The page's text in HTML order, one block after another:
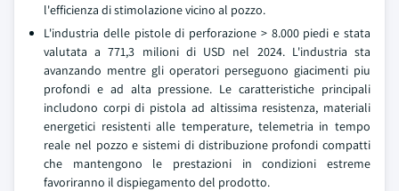
l'efficienza di stimolazione vicino al pozzo.
L'industria delle pistole di perforazione > 8.000 piedi e stata
valutata a 771,3 milioni di USD nel 2024. L'industria sta
avanzando mentre gli operatori perseguono giacimenti piu
profondi e ad alta pressione. Le caratteristiche principali
includono corpi di pistola ad altissima resistenza, materiali
energetici resistenti alle temperature, telemetria in tempo
reale nel pozzo e sistemi di distribuzione profondi compatti
che mantengono le prestazioni in condizioni estreme
favoriranno il dispiegamento del prodotto.